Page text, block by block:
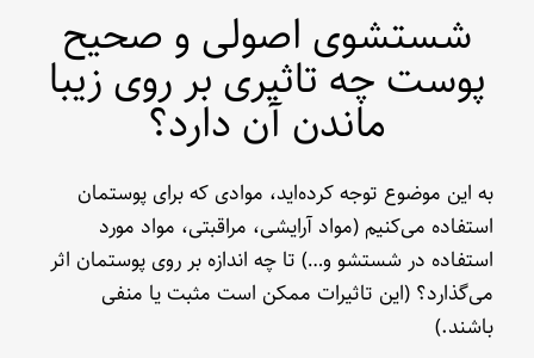
شستشوی اصولی و صحیح
پوست چه تاثیری بر روی زیبا
ماندن آن دارد؟
به این موضوع توجه کرده‌اید، موادی که برای پوستمان
استفاده می‌کنیم (مواد آرایشی، مراقبتی، مواد مورد
استفاده در شستشو و…) تا چه اندازه بر روی پوستمان اثر
می‌گذارد؟ (این تاثیرات ممکن است مثبت یا منفی
باشند.)